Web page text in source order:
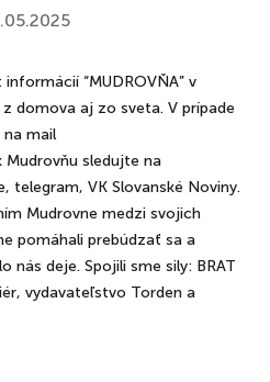
“MUDROVŇA” v
domova aj zo sveta. V prípade
mail
Mudrovňu sledujte na
telegram, VK Slovanské Noviny.
Mudrovne medzi svojich
pomáhali prebúdzať sa a
deje. Spojili sme sily: BRAT
vydavateľstvo Torden a